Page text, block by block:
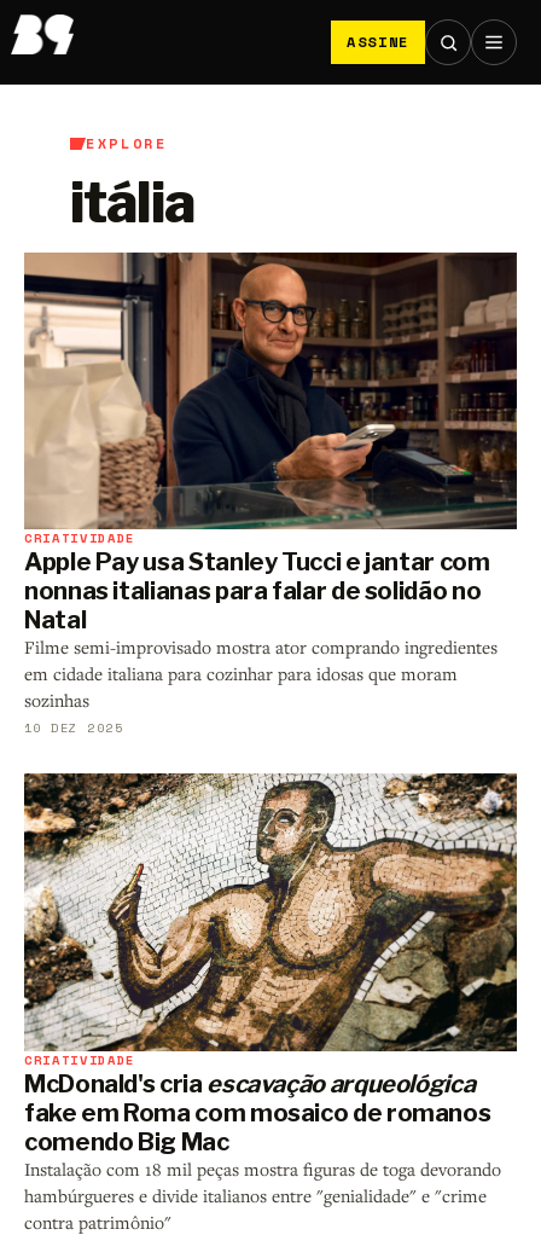
ASSINE
EXPLORE
itália
CRIATIVIDADE
Apple Pay usa Stanley Tucci e jantar com
nonnas italianas para falar de solidão no
Natal
Filme semi-improvisado mostra ator comprando ingredientes
em cidade italiana para cozinhar para idosas que moram
sozinhas
10 DEZ 2025
CRIATIVIDADE
McDonald's cria escavação arqueológica
fake em Roma com mosaico de romanos
comendo Big Mac
Instalação com 18 mil peças mostra figuras de toga devorando
hambúrgueres e divide italianos entre "genialidade" e "crime
contra patrimônio"